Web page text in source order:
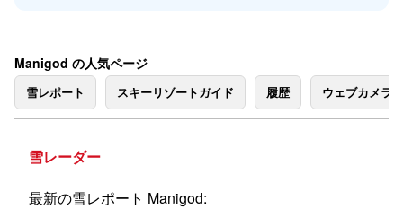
Manigod の人気ページ
雪レポート スキーリゾートガイド 履歴 ウェブカメラ
雪レーダー
最新の雪レポート Manigod: